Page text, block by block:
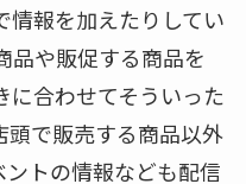
情報を加えたりしてい
品や販促する商品を
に合わせてそういった
頭で販売する商品以外
ントの情報なども配信